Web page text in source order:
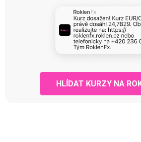
HLÍDAT KURZY NA